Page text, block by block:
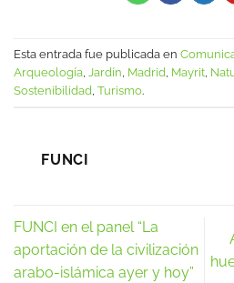
Esta entrada fue publicada en
Arqueología Jardín Madrid Mayrit
Sostenibilidad Turismo.
FUNCI
FUNCI en el panel “La
aportación de la civilización
arabo-islámica ayer y hoy”